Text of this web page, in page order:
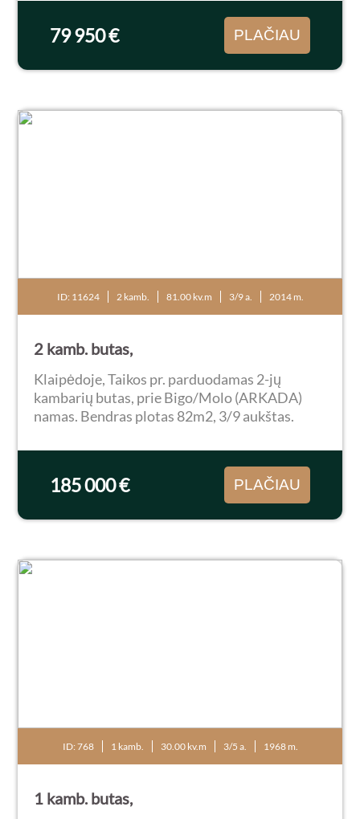
79 950 € PLAČIAU
ID: 11624 2 kamb. 81.00 kv.m 3/9 a. 2014 m.
2 kamb. butas,
Klaipėdoje, Taikos pr. parduodamas 2-jų
kambarių butas, prie Bigo/Molo (ARKADA)
namas. Bendras plotas 82m2, 3/9 aukštas.
technika, didelis balkonas 9kv.m. Bute šiuo
185 000 € PLAČIAU
ID: 768 1 kamb. 30.00 kv.m 3/5 a. 1968 m.
1 kamb. butas,